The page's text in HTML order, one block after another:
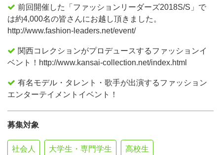
前回開催した「ファッションリーダーズ2018S/S」で
は約4,000名の皆さんにお越し頂きました。
http://www.fashion-leaders.net/event/
関西コレクションがプロデュースするファッションイ
ベント！http://www.kansai-collection.net/index.html
有名モデル・タレント・歌手が出演するファッション
エンターテイメントイベント！
募集対象
社会人 大学生・専門学生 高校生